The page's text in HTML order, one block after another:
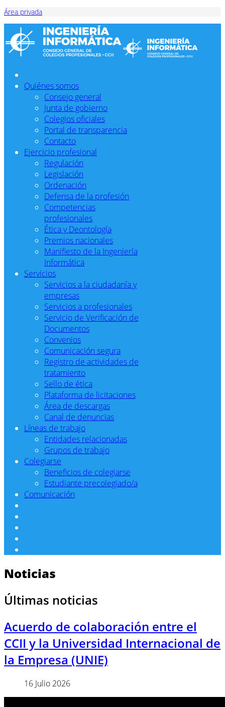
Área privada
Quiénes somos
Consejo general
Junta de gobierno
Colegios oficiales
Portal de transparencia
Contacto
Ejercicio profesional
Regulación
Legislación
Ordenación
Defensa de la profesión
Competencias
profesionales
Ética y Deontología
Premios nacionales
Manifiesto de la Ingeniería
Informática
Servicios
Servicios a la ciudadanía y
empresas
Servicios a profesionales
Servicio de Verificación de
Documentos
Convenios
Comunicación segura
Registro de actividades de
tratamiento
Sello de ética
Plataforma de licitaciones
Área de descargas
Canal de denuncias
Líneas de trabajo
Entidades relacionadas
Grupos de trabajo
Colegiarse
Beneficios de colegiarse
Estudiante precolegiado/a
Comunicación
Noticias
Últimas noticias
Acuerdo de colaboración entre el
CCII y la Universidad Internacional de
la Empresa (UNIE)
16 Julio 2026